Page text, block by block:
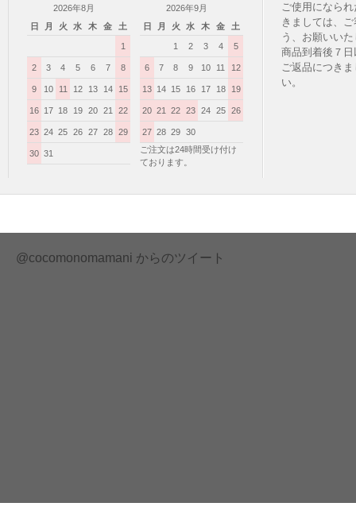
2026年8月
日
月 火 水 木 金 土
1
2 3 4 5 6 7 8
9 10 11 12 13 14 15
16 17 18 19 20 21 22
23 24 25 26 27 28 29
30 31
2026年9月
日
月 火 水 木 金 土
1 2 3 4 5
6 7 8 9 10 11 12
13 14 15 16 17 18 19
20 21 22 23 24 25 26
27 28 29 30
ご注文は24時間受け付け
ております。
ご使用になら
きましては、
う、お願いい
商品到着後７
ご返品につき
い。
@cocomonomamani からのツイート